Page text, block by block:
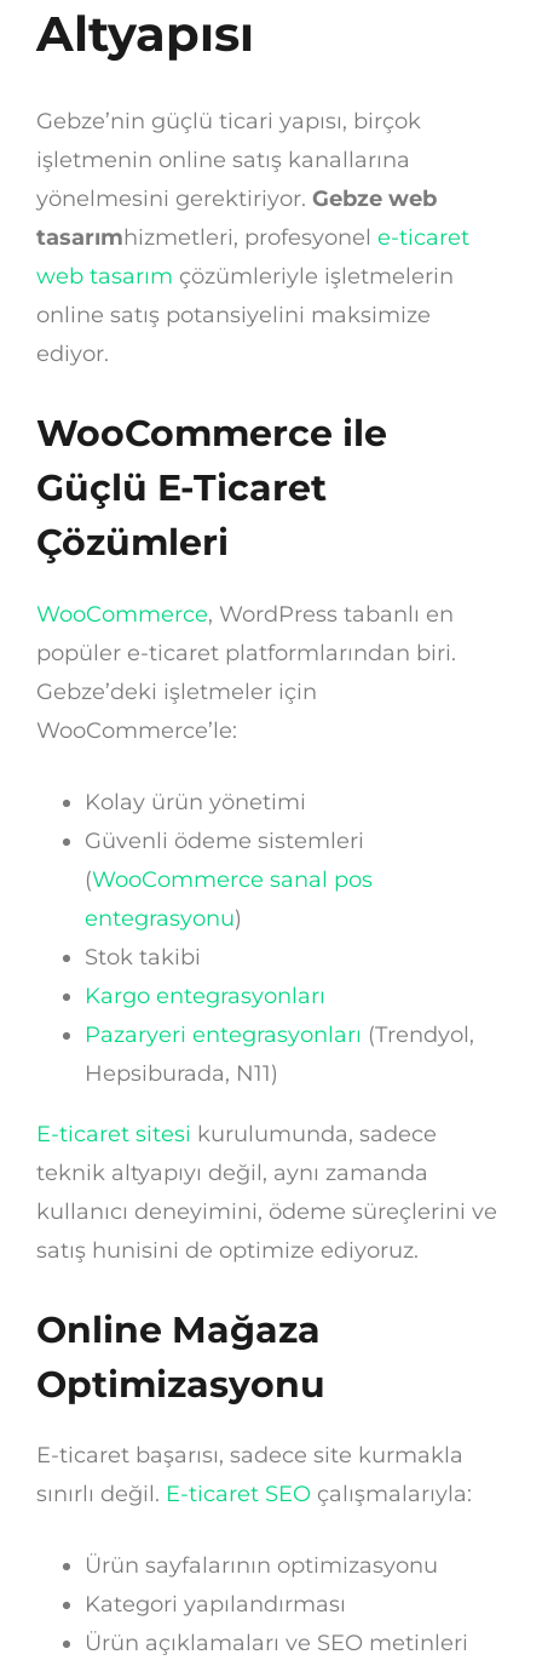
Altyapısı
Gebze’nin güçlü ticari yapısı, birçok
işletmenin online satış kanallarına
yönelmesini gerektiriyor. Gebze web
tasarımhizmetleri, profesyonel e-ticaret
web tasarım çözümleriyle işletmelerin
online satış potansiyelini maksimize
ediyor.
WooCommerce ile
Güçlü E-Ticaret
Çözümleri
WooCommerce, WordPress tabanlı en
popüler e-ticaret platformlarından biri.
Gebze’deki işletmeler için
WooCommerce’le:
Kolay ürün yönetimi
Güvenli ödeme sistemleri
(WooCommerce sanal pos
entegrasyonu)
Stok takibi
Kargo entegrasyonları
Pazaryeri entegrasyonları (Trendyol,
Hepsiburada, N11)
E-ticaret sitesi kurulumunda, sadece
teknik altyapıyı değil, aynı zamanda
kullanıcı deneyimini, ödeme süreçlerini ve
satış hunisini de optimize ediyoruz.
Online Mağaza
Optimizasyonu
E-ticaret başarısı, sadece site kurmakla
sınırlı değil. E-ticaret SEO çalışmalarıyla:
Ürün sayfalarının optimizasyonu
Kategori yapılandırması
Ürün açıklamaları ve SEO metinleri